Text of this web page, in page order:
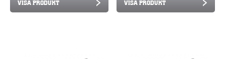
VISA PRODUKT VISA PRODUKT